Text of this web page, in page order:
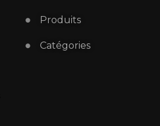
Produits
Catégories